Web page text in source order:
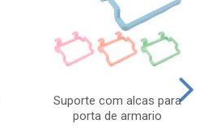
Suporte com alcas para
porta de armario